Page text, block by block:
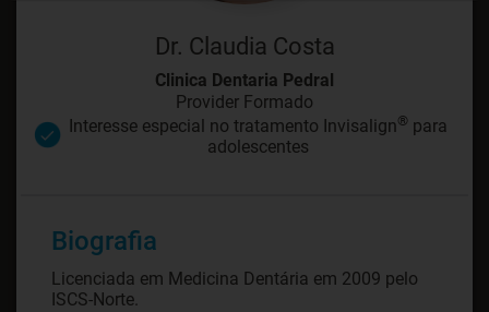
Dr. Claudia Costa
Clinica Dentaria Pedral
Provider Formado
Interesse especial no tratamento Invisalign® para
adolescentes
Biografia
Licenciada em Medicina Dentária em 2009 pelo
ISCS-Norte.